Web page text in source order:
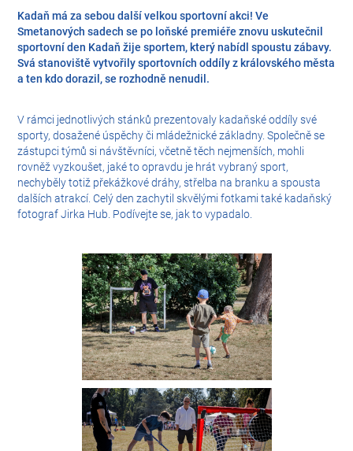
Kadaň má za sebou další velkou sportovní akci! Ve
Smetanových sadech se po loňské premiéře znovu uskutečnil
sportovní den Kadaň žije sportem, který nabídl spoustu zábavy.
Svá stanoviště vytvořily sportovních oddíly z královského města
a ten kdo dorazil, se rozhodně nenudil.
V rámci jednotlivých stánků prezentovaly kadaňské oddíly své
sporty, dosažené úspěchy či mládežnické základny. Společně se
zástupci týmů si návštěvníci, včetně těch nejmenších, mohli
rovněž vyzkoušet, jaké to opravdu je hrát vybraný sport,
nechyběly totiž překážkové dráhy, střelba na branku a spousta
dalších atrakcí. Celý den zachytil skvělými fotkami také kadaňský
fotograf Jirka Hub. Podívejte se, jak to vypadalo.